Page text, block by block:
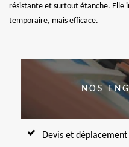
résistante et surtout étanche. Elle
temporaire, mais efficace.
NOS
Devis et